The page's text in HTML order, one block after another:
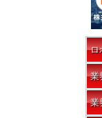
ロ
業
業